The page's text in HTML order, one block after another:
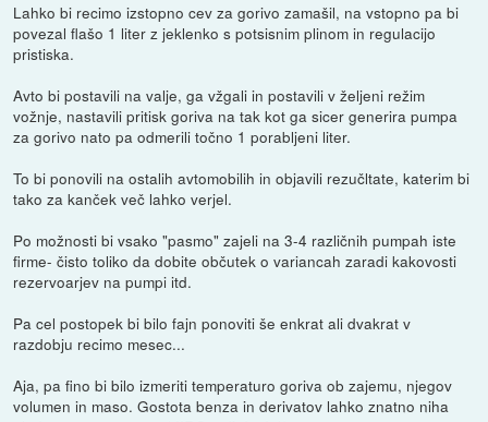
Lahko bi recimo izstopno cev za gorivo zamašil, na vstopno pa bi
povezal flašo 1 liter z jeklenko s potsisnim plinom in regulacijo
pristiska.
Avto bi postavili na valje, ga vžgali in postavili v željeni režim
vožnje, nastavili pritisk goriva na tak kot ga sicer generira pumpa
za gorivo nato pa odmerili točno 1 porabljeni liter.
To bi ponovili na ostalih avtomobilih in objavili rezučltate, katerim bi
tako za kanček več lahko verjel.
Po možnosti bi vsako "pasmo" zajeli na 3-4 različnih pumpah iste
firme- čisto toliko da dobite občutek o variancah zaradi kakovosti
rezervoarjev na pumpi itd.
Pa cel postopek bi bilo fajn ponoviti še enkrat ali dvakrat v
razdobju recimo mesec...
Aja, pa fino bi bilo izmeriti temperaturo goriva ob zajemu, njegov
volumen in maso. Gostota benza in derivatov lahko znatno niha